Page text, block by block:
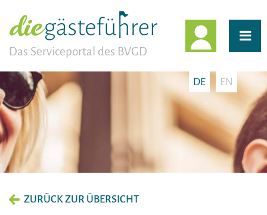
Das Serviceportal des BVGD
DE EN
ZURÜCK ZUR ÜBERSICHT